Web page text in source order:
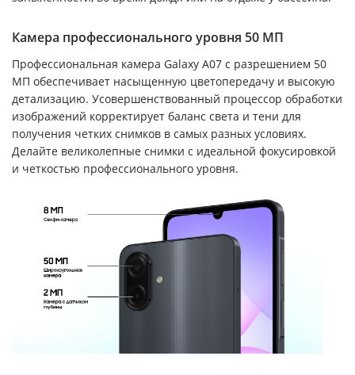
Камера профессионального уровня 50 МП
Профессиональная камера Galaxy A07 с разрешением 50
МП обеспечивает насыщенную цветопередачу и высокую
детализацию. Усовершенствованный процессор обработки
изображений корректирует баланс света и тени для
получения четких снимков в самых разных условиях.
Делайте великолепные снимки с идеальной фокусировкой
и четкостью профессионального уровня.